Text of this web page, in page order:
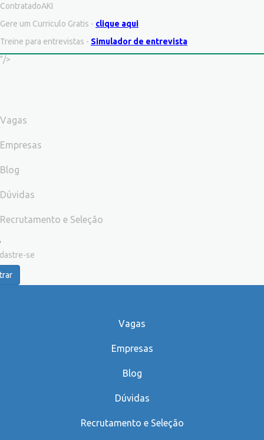
ContratadoAKI
Gere um Curriculo Gratis - clique aqui
Treine para entrevistas - Simulador de entrevista
"/>
Vagas
Empresas
Blog
Dúvidas
Recrutamento e Seleção
se
Vagas
Empresas
Blog
Dúvidas
Recrutamento e Seleção